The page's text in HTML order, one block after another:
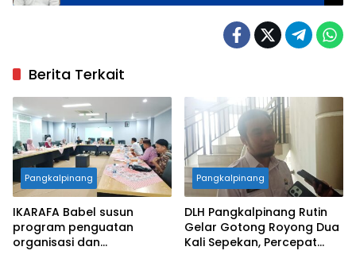
Berita Terkait
Pangkalpinang
IKARAFA Babel susun
program penguatan
organisasi dan
Pangkalpinang
DLH Pangkalpinang Rutin
Gelar Gotong Royong Dua
Kali Sepekan, Percepat